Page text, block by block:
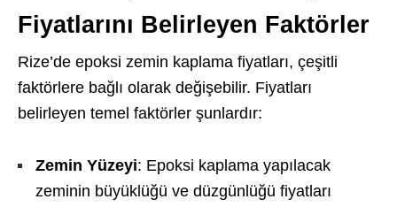
Fiyatlarını Belirleyen Faktörler
Rize’de epoksi zemin kaplama fiyatları, çeşitli
faktörlere bağlı olarak değişebilir. Fiyatları
belirleyen temel faktörler şunlardır:
Zemin Yüzeyi: Epoksi kaplama yapılacak
zeminin büyüklüğü ve düzgünlüğü fiyatları